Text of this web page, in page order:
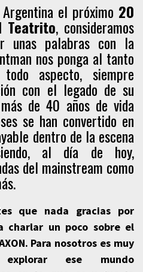
el próximo 20
Teatrito, consideramos
unas palabras con la
nos ponga al tanto
aspecto, siempre
con el legado de su
de 40 años de vida
se han convertido en
dentro de la escena
al día de hoy,
del mainstream como
que nada gracias por
charlar un poco sobre el
Para nosotros es muy
ese mundo